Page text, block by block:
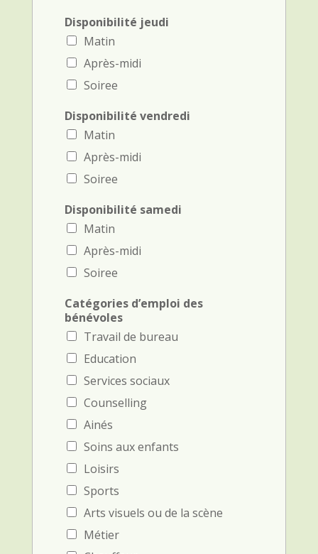
Disponibilité jeudi
Matin
Après-midi
Soiree
Disponibilité vendredi
Matin
Après-midi
Soiree
Disponibilité samedi
Matin
Après-midi
Soiree
Catégories d’emploi des
bénévoles
Travail de bureau
Education
Services sociaux
Counselling
Ainés
Soins aux enfants
Loisirs
Sports
Arts visuels ou de la scène
Métier